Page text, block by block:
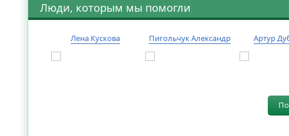
Люди, которым мы помогли
Лена Кускова Пигольчук Александр Артур